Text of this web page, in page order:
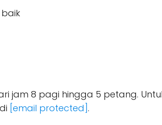
jam 8 pagi hingga 5 petang.
[email protected].